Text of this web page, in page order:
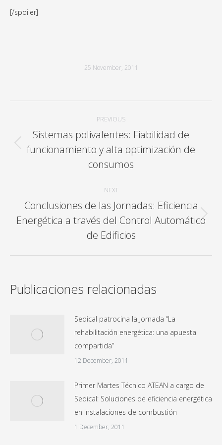
[/spoiler]
25 November, 2011
navigation
PREVIOUS
Previous
post:
Sistemas polivalentes: Fiabilidad de
funcionamiento y alta optimización de
consumos
NEXT
Next
post:
Conclusiones de las Jornadas: Eficiencia
Energética a través del Control Automático
de Edificios
Publicaciones relacionadas
Sedical patrocina la Jornada “La
rehabilitación energética: una apuesta
compartida”
12 December, 2011
Primer Martes Técnico ATEAN a cargo de
Sedical: Soluciones de eficiencia energética
en instalaciones de combustión
1 December, 2011